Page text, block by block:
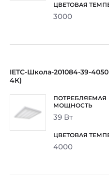
3000
IETC-Школа-201084-39-
4К)
39 Вт
4000